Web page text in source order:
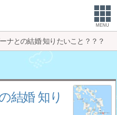
MENU
ナとの結婚 知りたいこと？？？
結婚 知り